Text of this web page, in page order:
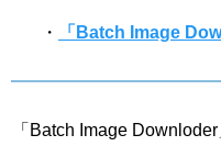
・ 「Batch Image
「Batch Image